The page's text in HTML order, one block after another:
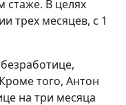
стаже. В целях
трех месяцев, с 1
того, Антон
на три месяца